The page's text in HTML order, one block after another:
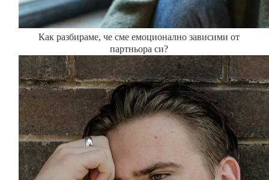
Как разбираме, че сме емоционално зависими от
партньора си?